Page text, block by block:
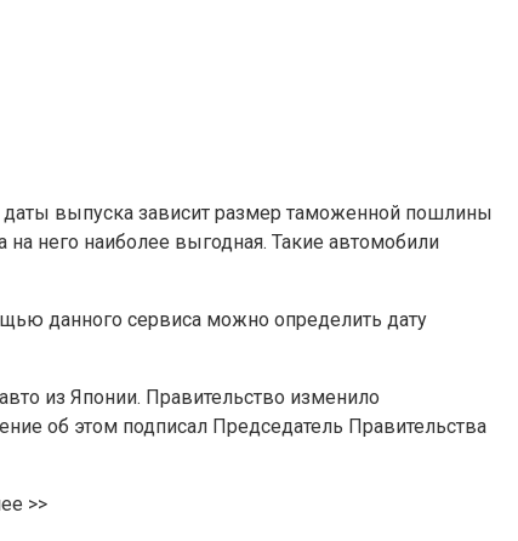
даты выпуска зависит размер таможенной пошлины
него наиболее выгодная. Такие автомобили
данного сервиса можно определить дату
из Японии. Правительство изменило
об этом подписал Председатель Правительства
>>